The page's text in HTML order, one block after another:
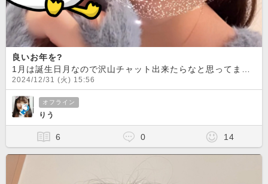
良いお年を?
2024/12/31 (火) 15:56
オフライン
りう
6 0 14